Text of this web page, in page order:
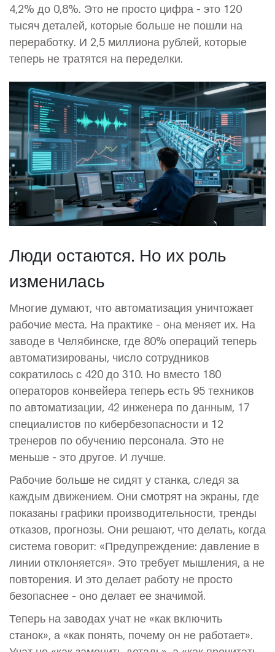
4,2% до 0,8%. Это не просто цифра - это 120
тысяч деталей, которые больше не пошли на
переработку. И 2,5 миллиона рублей, которые
теперь не тратятся на переделки.
Люди остаются. Но их роль
изменилась
Многие думают, что автоматизация уничтожает
рабочие места. На практике - она меняет их. На
заводе в Челябинске, где 80% операций теперь
автоматизированы, число сотрудников
сократилось с 420 до 310. Но вместо 180
операторов конвейера теперь есть 95 техников
по автоматизации, 42 инженера по данным, 17
специалистов по кибербезопасности и 12
тренеров по обучению персонала. Это не
меньше - это другое. И лучше.
Рабочие больше не сидят у станка, следя за
каждым движением. Они смотрят на экраны, где
показаны графики производительности, тренды
отказов, прогнозы. Они решают, что делать, когда
система говорит: «Предупреждение: давление в
линии отклоняется». Это требует мышления, а не
повторения. И это делает работу не просто
безопаснее - оно делает ее значимой.
Теперь на заводах учат не «как включить
станок», а «как понять, почему он не работает».